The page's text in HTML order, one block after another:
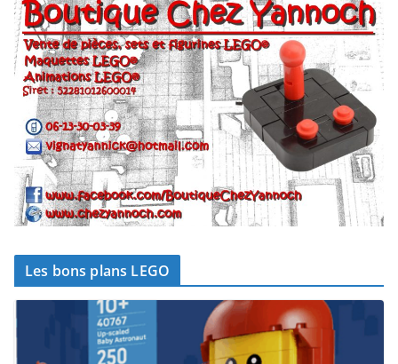
Les bons plans LEGO